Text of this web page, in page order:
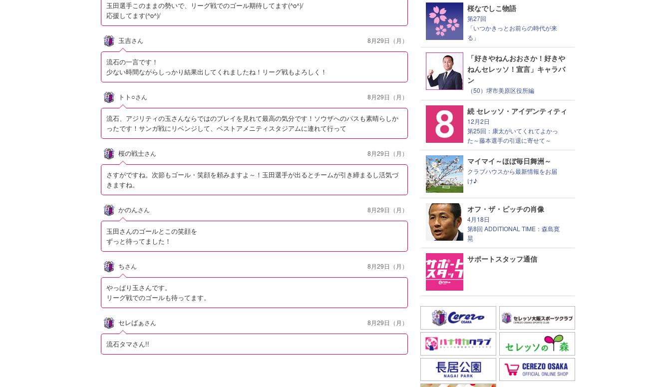
玉田選手このままの勢いで、リーグ戦でのゴール期待してます(^o^)/
応援してます(^o^)/
玉吉さん 8月29日（月）
流石の一言です！
少ない時間ながらしっかり結果出してくれましたね！リーグ戦もよろしく！
トト○さん 8月29日（月）
流石、アジリティの玉さんならではのプレイを見れて最高の気分です！ソウザへのパスも素晴らしか
ったです！サンガ戦にリベンジして、ベストアメニティスタジアムに連れて行って
桜の戦士さん 8月29日（月）
さすがですね。次節もゴール・笑顔を頼みますよ～！玉田選手が出るとチームが引き締まるし活気づ
きますね。
かのんさん 8月29日（月）
玉田さんのゴールとこの笑顔を
ずっと待ってました！
ちさん 8月29日（月）
やっぱり玉さんです。
リーグ戦でのゴールも待ってます。
セレばぁさん 8月29日（月）
流石タマさん!!
桜なでしこ物語
第27回
「いつかきっとお前らの時代が来
る」
「好きやねんおおさか！好きや
ねんセレッソ！宣言」キャラバ
ン
（50）堺市美原区役所編
続 セレッソ・アイデンティティ
12月2日
第25回：康太がいてくれてよかっ
た～藤本選手の引退に寄せて～
マイマイ～ほぼ毎日舞洲～
クラブハウスから最新情報をお届
け♪
オフ・ザ・ピッチの肖像
4月18日
第8回 ADDITIONAL TIME：森島寛
晃
サポートスタッフ通信